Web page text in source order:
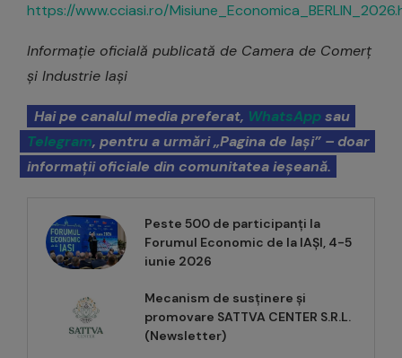
https://www.cciasi.ro/
Informație oficială publicată de Camera de Comerț
și Industrie Iași
Hai pe canalul media preferat, WhatsAppsau
Telegram, pentru a urmări „Pagina de Iași” – doar
informații oficiale din comunitatea ieșeană.
Peste 500 de participanți la
Forumul Economic de la IAȘI, 4-5
iunie 2026
Mecanism de susținere și
promovare SATTVA CENTER S.R.L.
(Newsletter)